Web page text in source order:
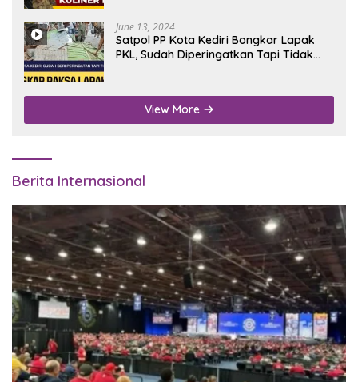
June 13, 2024
Satpol PP Kota Kediri Bongkar Lapak
PKL, Sudah Diperingatkan Tapi Tidak
View More
Berita Internasional